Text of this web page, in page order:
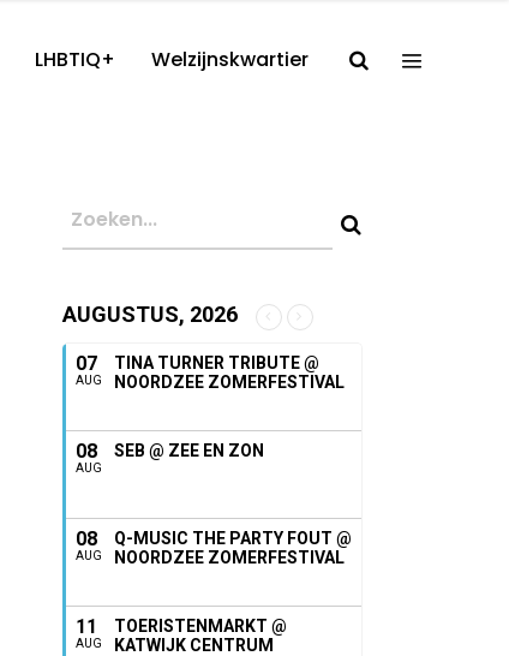
LHBTIQ+ Welzijnskwartier
AUGUSTUS, 2026
07
AUG
TINA TURNER TRIBUTE @
NOORDZEE ZOMERFESTIVAL
08
AUG
SEB @ ZEE EN ZON
08
AUG
Q-MUSIC THE PARTY FOUT @
NOORDZEE ZOMERFESTIVAL
11
AUG
TOERISTENMARKT @
KATWIJK CENTRUM